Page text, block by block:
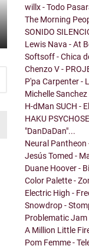
willx - Todo
The Morning
SONIDO
Lewis Nava - At
Softsoff - Chica
Chenzo V -
P'pa Carpenter -
Michelle
H-dMan SUCH -
HAKU
"DanDaDan"...
Neural Pantheon
Jesús Tomed -
Duane Hoover -
Color Palette -
Electric High -
Snowdrop -
Problematic
A Million Little
Pom Femme -